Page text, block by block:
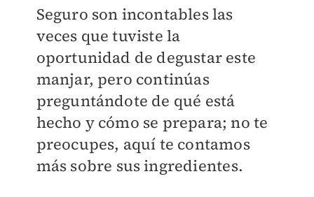
Seguro son incontables las
veces que tuviste la
oportunidad de degustar este
manjar, pero continúas
preguntándote de qué está
hecho y cómo se prepara; no te
preocupes, aquí te contamos
más sobre sus ingredientes.